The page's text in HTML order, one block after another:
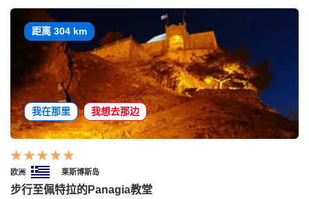
距离 304 km
我在那里 我想去那边
欧洲 莱斯博斯岛
步行至佩特拉的Panagia教堂